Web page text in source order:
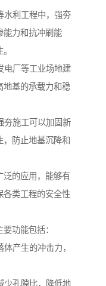
水利工程中，强夯
能力和抗冲刷能
电厂等工业场地建
地基的承载力和稳
夯施工可以加固新
防止地基沉降和
泛的应用，能够有
各类工程的安全性
功能包括：
产生的冲击力，
少孔隙比，降低地